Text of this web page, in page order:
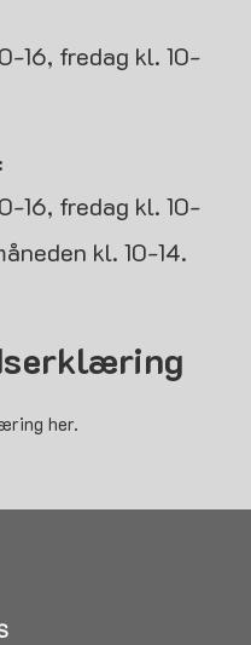
16, fredag kl. 10-
16, fredag kl. 10-
kl. 10-14.
her.